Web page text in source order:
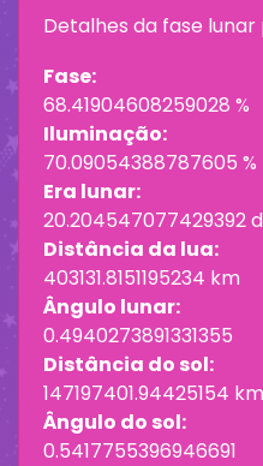
Detalhes da fase
Fase:
68.41904608259028 %
Iluminação:
70.09054388787605 %
Era lunar:
20.204547077429392
Distância da lua:
403131.8151195234 km
Ângulo lunar:
0.4940273891331355
Distância do sol:
147197401.94425154 km
Ângulo do sol:
0.5417755396946691